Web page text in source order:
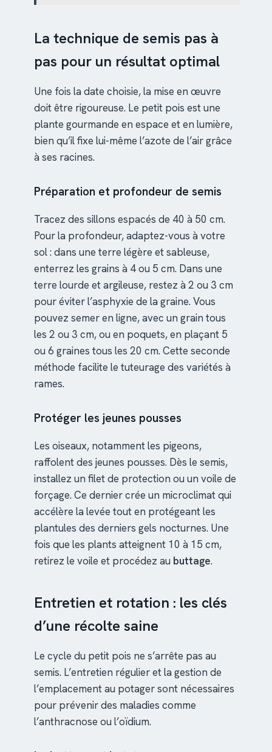
La technique de semis pas à
pas pour un résultat optimal
Une fois la date choisie, la mise en œuvre
doit être rigoureuse. Le petit pois est une
plante gourmande en espace et en lumière,
bien qu’il fixe lui-même l’azote de l’air grâce
à ses racines.
Préparation et profondeur de semis
Tracez des sillons espacés de 40 à 50 cm.
Pour la profondeur, adaptez-vous à votre
sol : dans une terre légère et sableuse,
enterrez les grains à 4 ou 5 cm. Dans une
terre lourde et argileuse, restez à 2 ou 3 cm
pour éviter l’asphyxie de la graine. Vous
pouvez semer en ligne, avec un grain tous
les 2 ou 3 cm, ou en poquets, en plaçant 5
ou 6 graines tous les 20 cm. Cette seconde
méthode facilite le tuteurage des variétés à
rames.
Protéger les jeunes pousses
Les oiseaux, notamment les pigeons,
raffolent des jeunes pousses. Dès le semis,
installez un filet de protection ou un voile de
forçage. Ce dernier crée un microclimat qui
accélère la levée tout en protégeant les
plantules des derniers gels nocturnes. Une
fois que les plants atteignent 10 à 15 cm,
retirez le voile et procédez au buttage.
Entretien et rotation : les clés
d’une récolte saine
Le cycle du petit pois ne s’arrête pas au
semis. L’entretien régulier et la gestion de
l’emplacement au potager sont nécessaires
pour prévenir des maladies comme
l’anthracnose ou l’oïdium.